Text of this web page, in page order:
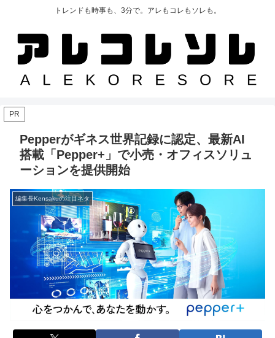
トレンドも時事も、3分で。アレもコレもソレも。
PR
Pepperがギネス世界記録に認定、最新AI
搭載「Pepper+」で小売・オフィスソリュ
ーションを提供開始
編集長Kensakuの注目ネタ